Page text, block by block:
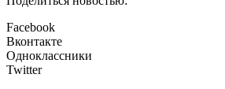
Facebook
Вконтакте
Одноклассники
Twitter